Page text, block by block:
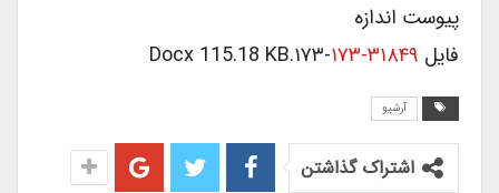
پیوست اندازه
فایل۳۱۸۴۹-۱۷۳ -۱۷۳.docx 115.18 KB
آرشیو
اشتراک گذاشتن